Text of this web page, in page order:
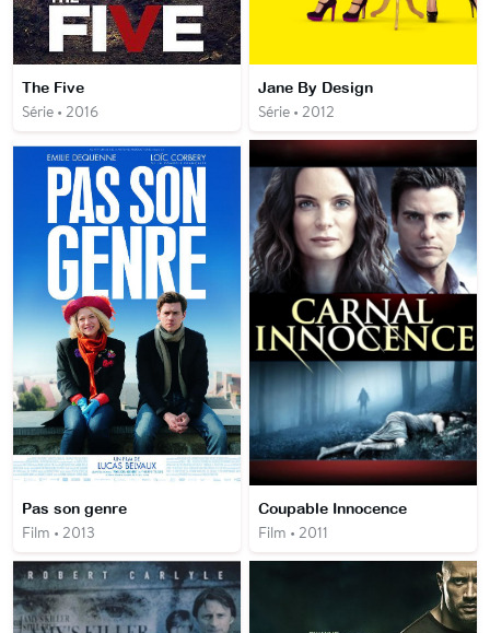
The Five
Série • 2016
Jane By Design
Série • 2012
Pas son genre
Film • 2013
Coupable Innocence
Film • 2011